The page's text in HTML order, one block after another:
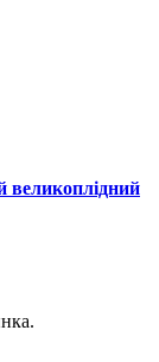
великоплідний